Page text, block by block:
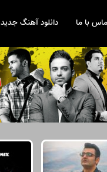
با ما دانلود آهنگ جدید